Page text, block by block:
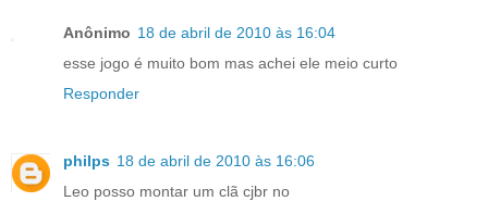
Anônimo 18 de abril de 2010 às 16:04
esse jogo é muito bom mas achei ele meio curto
Responder
philps 18 de abril de 2010 às 16:06
Leo posso montar um clã cjbr no